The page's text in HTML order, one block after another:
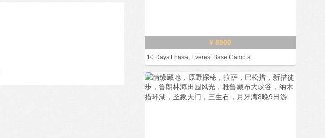
¥ 8500
10 Days Lhasa, Everest Base Camp a